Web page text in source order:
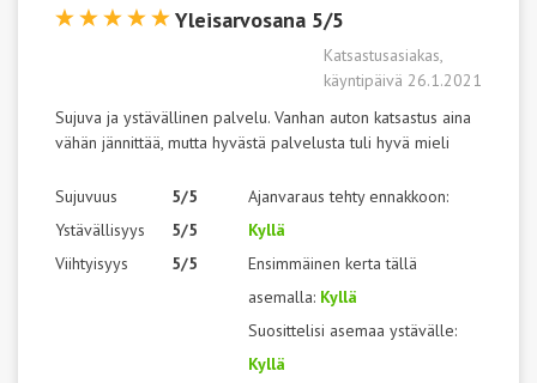
Yleisarvosana 5/5
Katsastusasiakas,
käyntipäivä 26.1.2021
Sujuva ja ystävällinen palvelu. Vanhan auton katsastus aina
vähän jännittää, mutta hyvästä palvelusta tuli hyvä mieli
Sujuvuus
Ystävällisyys
Viihtyisyys
5/5
5/5
5/5
Ajanvaraus tehty ennakkoon:
Kyllä
Ensimmäinen kerta tällä
asemalla: Kyllä
Suosittelisi asemaa ystävälle:
Kyllä